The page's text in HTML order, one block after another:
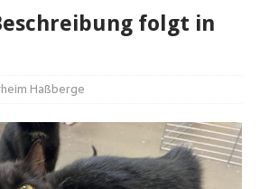
folgt in
Haßberge